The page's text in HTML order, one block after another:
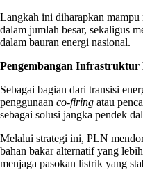
Langkah ini diharapkan
dalam jumlah besar, sekaligus
dalam bauran energi nasional.
Pengembangan Infrastruktur
Sebagai bagian dari transisi
penggunaan co-firing atau
sebagai solusi jangka pendek
Melalui strategi ini, PLN
bahan bakar alternatif yang
menjaga pasokan listrik yang